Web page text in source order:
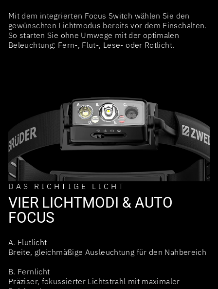
Mit dem integrierten Focus Switch wählen Sie den
gewünschten Lichtmodus bereits vor dem Einschalten.
So starten Sie ohne Umwege mit der optimalen
Beleuchtung: Fern-, Flut-, Lese- oder Rotlicht.
DAS RICHTIGE LICHT
VIER LICHTMODI & AUTO
FOCUS
A. Flutlicht
Breite, gleichmäßige Ausleuchtung für den Nahbereich
B. Fernlicht
Präziser, fokussierter Lichtstrahl mit maximaler